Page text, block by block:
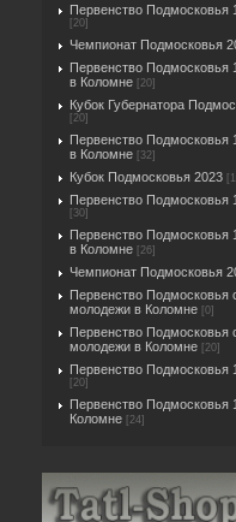
Первенство Подмосковья
[20]
Чемпионат Подмосковья
Первенство Подмосковья
в Коломне [20]
Кубок Губернатора
[20]
Первенство Подмосковья
в Коломне [32]
Кубок Подмосковья 2023
Первенство Подмосковья
[30]
Первенство Подмосковья
в Коломне [26]
Чемпионат Подмосковья
Первенство Подмосковья
молодежи в Коломне [0]
Первенство Подмосковья
молодежи в Коломне [20]
Первенство Подмосковья
[20]
Первенство Подмосковья
Коломне [24]